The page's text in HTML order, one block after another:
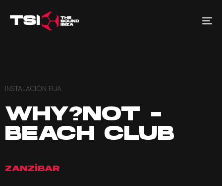
INSTALACIÓN FIJA
WHY?NOT -
BEACH CLUB
ZANZÍBAR